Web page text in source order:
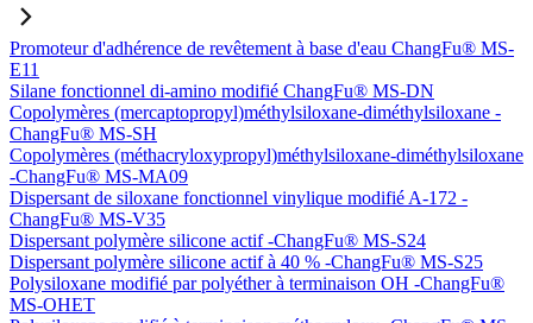
Promoteur d'adhérence de revêtement à base d'eau ChangFu® MS-
E11
Silane fonctionnel di-amino modifié ChangFu® MS-DN
Copolymères (mercaptopropyl)méthylsiloxane-diméthylsiloxane -
ChangFu® MS-SH
Copolymères (méthacryloxypropyl)méthylsiloxane-diméthylsiloxane
-ChangFu® MS-MA09
Dispersant de siloxane fonctionnel vinylique modifié A-172 -
ChangFu® MS-V35
Dispersant polymère silicone actif -ChangFu® MS-S24
Dispersant polymère silicone actif à 40 % -ChangFu® MS-S25
Polysiloxane modifié par polyéther à terminaison OH -ChangFu®
MS-OHET